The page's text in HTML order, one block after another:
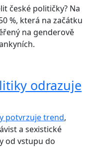
české političky? Na
%, která na začátku
na genderově
odrazuje
potvrzuje trend,
a sexistické
od vstupu do